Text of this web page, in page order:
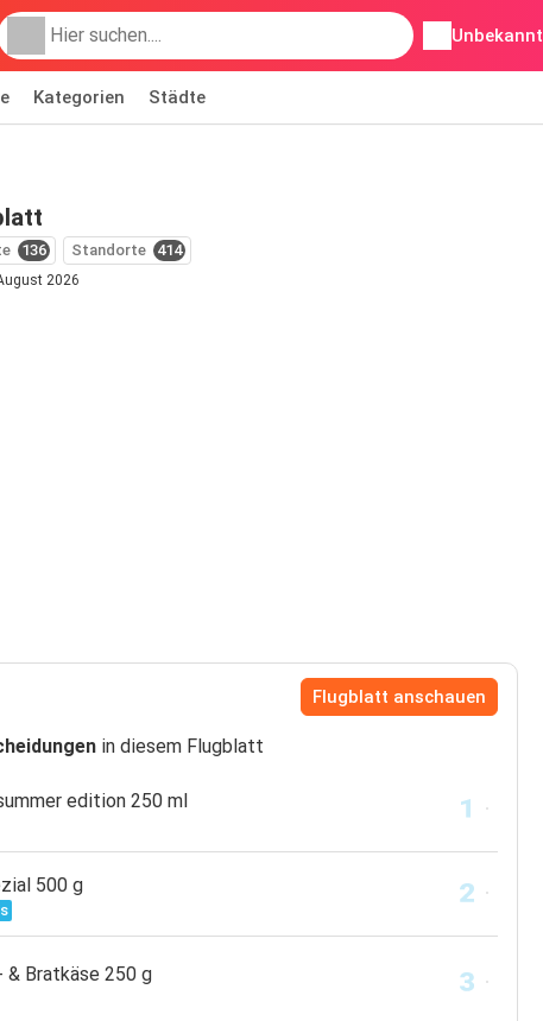
Unbekannt
Kategorien Städte
136 Standorte 414
2026
Flugblatt anschauen
in diesem Flugblatt
edition 250 ml
500 g
& Bratkäse 250 g